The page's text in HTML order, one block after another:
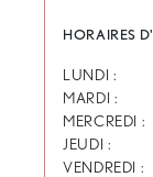
HORAIRES
LUNDI :
MARDI :
MERCREDI :
JEUDI :
VENDREDI :